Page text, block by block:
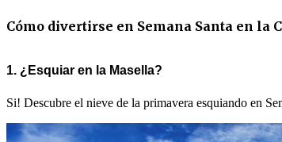
Cómo divertirse en Semana Santa en la
1. ¿Esquiar en la Masella?
Si! Descubre el nieve de la primavera esquiando en